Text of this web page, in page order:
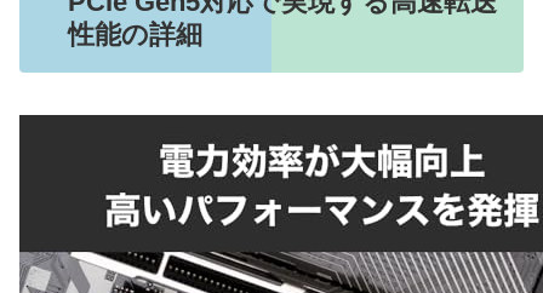
性能の詳細